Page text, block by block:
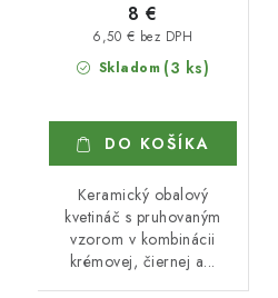
Skladom (3 ks)
6,50 € bez DPH
8 €
DO KOŠÍKA
Keramický obalový
kvetináč s pruhovaným
vzorom v kombinácii
krémovej, čiernej a...